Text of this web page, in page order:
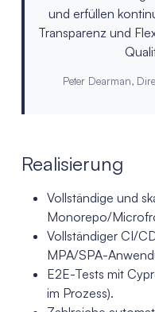
und erfüllen
Transparenz und
Peter Dearman,
Realisierung
Vollständige und
Monorepo/
Vollständiger CI/
MPA/SPA-
E2E-Tests mit
im Prozess).